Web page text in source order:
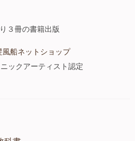
３冊の書籍出版
船ネットショップ
ックアーティスト認定